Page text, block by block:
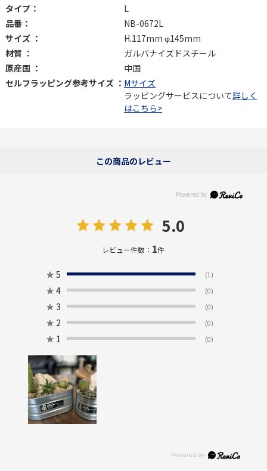
タイプ：
L
品番：
NB-0672L
サイズ ：
H.117mm φ145mm
材質 ：
ガルバナイズドスチール
原産国 ：
中国
セルフラッピング参考サイズ ： Mサイズ
ラッピングサービスについて詳しく
はこちら>
この商品のレビュー
5.0
レビュー件数： 1件
★ 5 (1)
★ 4 (0)
★ 3 (0)
★ 2 (0)
★ 1 (0)